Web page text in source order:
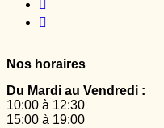
Nos horaires
Du Mardi au Vendredi :
10:00 à 12:30
15:00 à 19:00